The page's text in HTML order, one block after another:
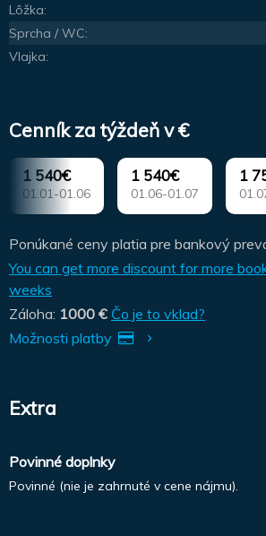
Lôžka:
Sprcha / WC:
Vlajka:
Cenník za týždeň v €
1 540€
01.01-01.06
1 540€
01.06-01.07
1
Ponúkané ceny platia pre bankový
You can get more discount for more
weeks
Záloha: 1000 € Čo je to vklad?
Možnosti platby
Extra
Povinné doplnky
Povinné (nie je zahrnuté v cene nájmu).